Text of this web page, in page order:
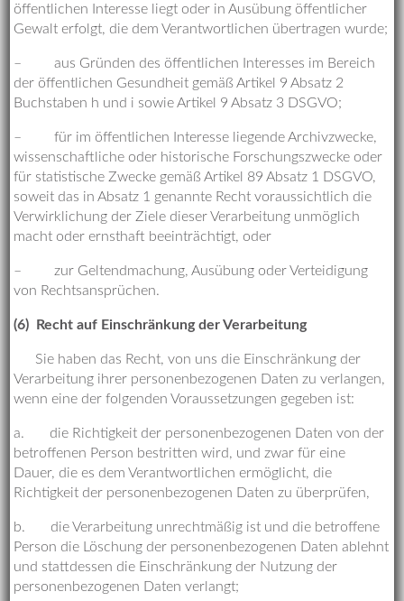
öffentlichen Interesse liegt oder in Ausübung öffentlicher
Gewalt erfolgt, die dem Verantwortlichen übertragen wurde;
– aus Gründen des öffentlichen Interesses im Bereich
der öffentlichen Gesundheit gemäß Artikel 9 Absatz 2
Buchstaben h und i sowie Artikel 9 Absatz 3 DSGVO;
– für im öffentlichen Interesse liegende Archivzwecke,
wissenschaftliche oder historische Forschungszwecke oder
für statistische Zwecke gemäß Artikel 89 Absatz 1 DSGVO,
soweit das in Absatz 1 genannte Recht voraussichtlich die
Verwirklichung der Ziele dieser Verarbeitung unmöglich
macht oder ernsthaft beeinträchtigt, oder
– zur Geltendmachung, Ausübung oder Verteidigung
von Rechtsansprüchen.
(6) Recht auf Einschränkung der Verarbeitung
Sie haben das Recht, von uns die Einschränkung der
Verarbeitung ihrer personenbezogenen Daten zu verlangen,
wenn eine der folgenden Voraussetzungen gegeben ist:
a. die Richtigkeit der personenbezogenen Daten von der
betroffenen Person bestritten wird, und zwar für eine
Dauer, die es dem Verantwortlichen ermöglicht, die
Richtigkeit der personenbezogenen Daten zu überprüfen,
b. die Verarbeitung unrechtmäßig ist und die betroffene
Person die Löschung der personenbezogenen Daten ablehnt
und stattdessen die Einschränkung der Nutzung der
personenbezogenen Daten verlangt;